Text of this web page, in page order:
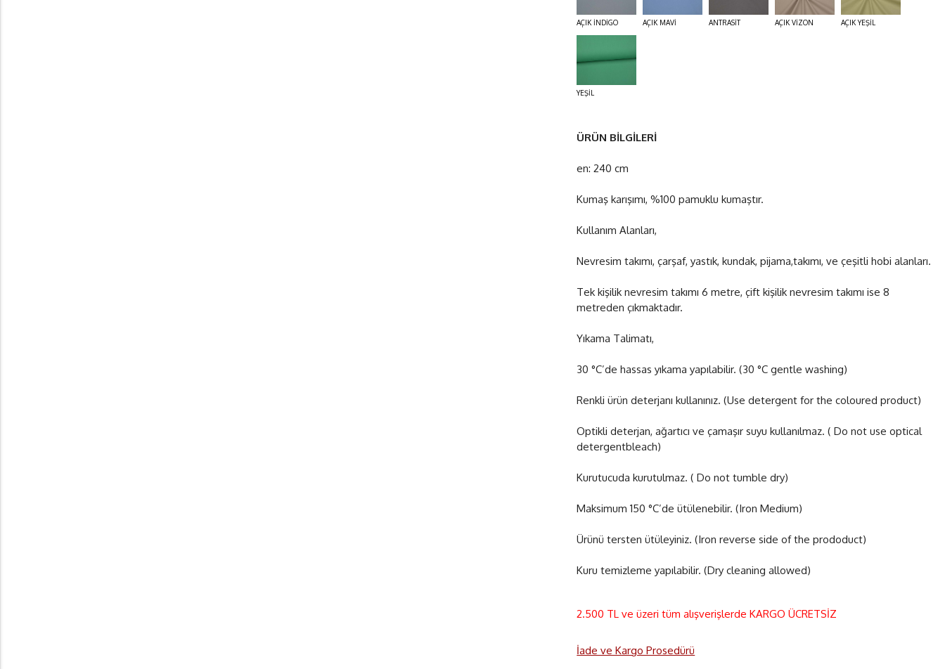
AÇIK İNDİGO AÇIK MAVİ ANTRASİT AÇIK VİZON AÇIK YEŞİL
YEŞİL
ÜRÜN BİLGİLERİ
en: 240 cm
Kumaş karışımı, %100 pamuklu kumaştır.
Kullanım Alanları,
Nevresim takımı, çarşaf, yastık, kundak, pijama,takımı, ve çeşitli hobi alanları.
Tek kişilik nevresim takımı 6 metre, çift kişilik nevresim takımı ise 8
metreden çıkmaktadır.
Yıkama Talimatı,
30 °C’de hassas yıkama yapılabilir. (30 °C gentle washing)
Renkli ürün deterjanı kullanınız. (Use detergent for the coloured product)
Optikli deterjan, ağartıcı ve çamaşır suyu kullanılmaz. ( Do not use optical
detergentbleach)
Kurutucuda kurutulmaz. ( Do not tumble dry)
Maksimum 150 °C’de ütülenebilir. (Iron Medium)
Ürünü tersten ütüleyiniz. (Iron reverse side of the prododuct)
Kuru temizleme yapılabilir. (Dry cleaning allowed)
2.500 TL ve üzeri tüm alışverişlerde KARGO ÜCRETSİZ
İade ve Kargo Prosedürü